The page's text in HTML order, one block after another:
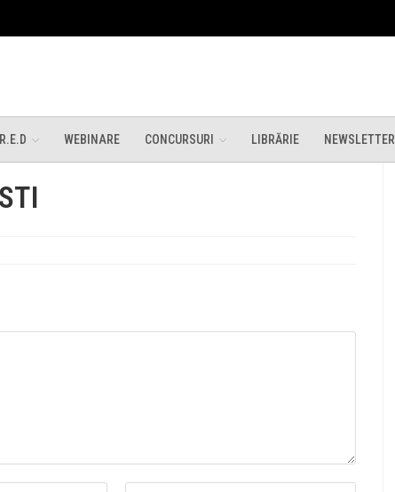
R.E.D WEBINARE CONCURSURI LIBRĂRIE NEWSLETTER